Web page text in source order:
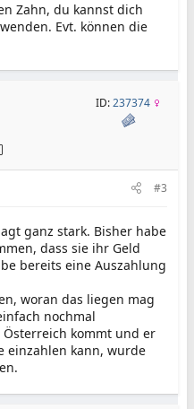
Zahn, du kannst dich
wenden. Evt. können die
ID:237374
#3
ganz stark. Bisher habe
dass sie ihr Geld
bereits eine Auszahlung
woran das liegen mag
nochmal
Österreich kommt und er
einzahlen kann, wurde